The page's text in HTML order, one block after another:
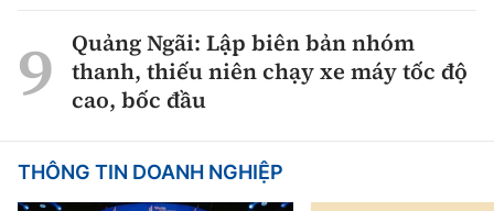
Quảng Ngãi: Lập biên bản nhóm
thanh, thiếu niên chạy xe máy tốc độ
cao, bốc đầu
THÔNG TIN DOANH NGHIỆP